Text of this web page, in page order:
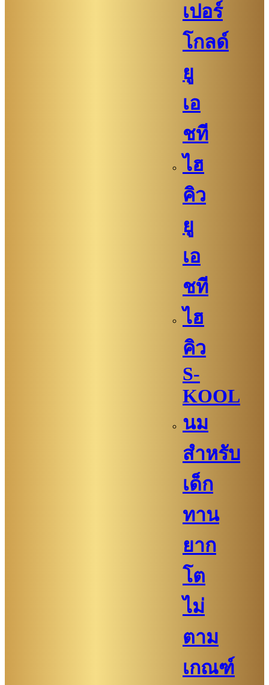
เปอร์
โกลด์
ยู
เอ
ชที
ไฮ
คิว
ยู
เอ
ชที
ไฮ
คิว
S-
KOOL
นม
สำหรับ
เด็ก
ทาน
ยาก
โต
ไม่
ตาม
เกณฑ์